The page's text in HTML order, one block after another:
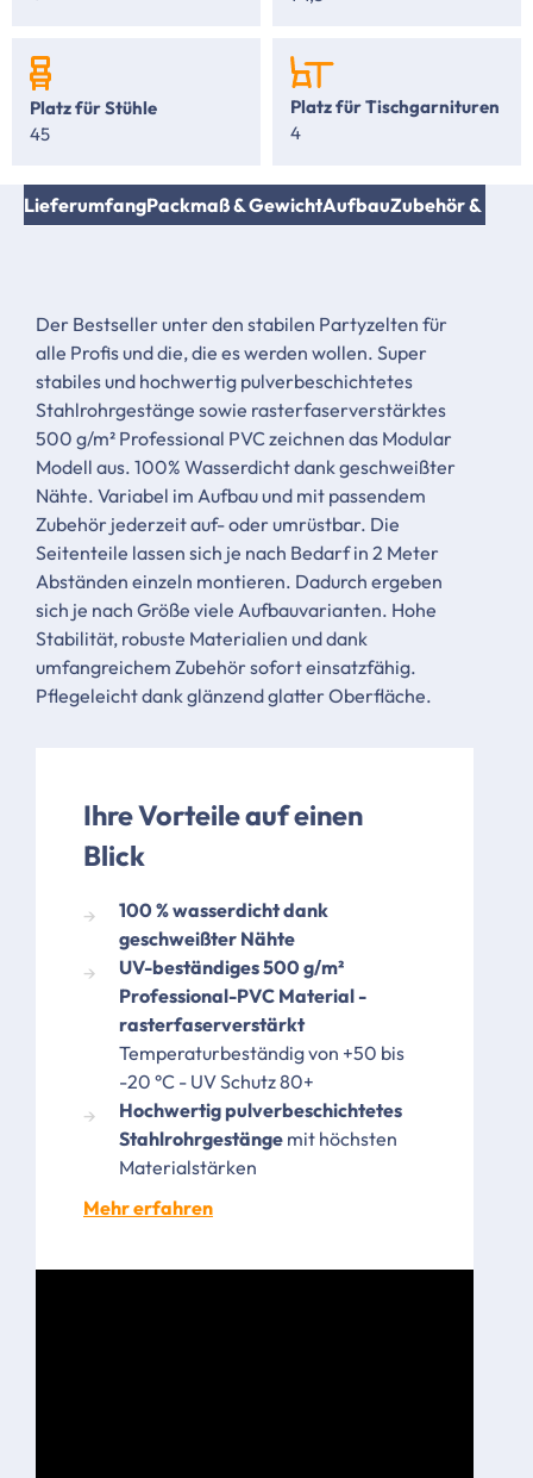
Platz für Stühle
45
Platz für Tischgarnituren
4
LieferumfangPackmaß & GewichtAufbauZubehör &
Der Bestseller unter den stabilen Partyzelten für
alle Profis und die, die es werden wollen. Super
stabiles und hochwertig pulverbeschichtetes
Stahlrohrgestänge sowie rasterfaserverstärktes
500 g/m² Professional PVC zeichnen das Modular
Modell aus. 100% Wasserdicht dank geschweißter
Nähte. Variabel im Aufbau und mit passendem
Zubehör jederzeit auf- oder umrüstbar. Die
Seitenteile lassen sich je nach Bedarf in 2 Meter
Abständen einzeln montieren. Dadurch ergeben
sich je nach Größe viele Aufbauvarianten. Hohe
Stabilität, robuste Materialien und dank
umfangreichem Zubehör sofort einsatzfähig.
Pflegeleicht dank glänzend glatter Oberfläche.
Ihre Vorteile auf einen
Blick
​100 % wasserdicht dank
geschweißter Nähte​
UV-beständiges 500 g/m²
Professional-PVC Material -
rasterfaserverstärkt
Temperaturbeständig von +50 bis
-20 °C - UV Schutz 80+
Hochwertig pulverbeschichtetes
Stahlrohrgestänge mit höchsten
Materialstärken
Mehr erfahren